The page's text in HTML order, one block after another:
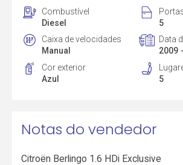
Combustível
Diesel
5
Caixa de velocidades
Manual
Data
2009
Cor exterior
Azul
5
Notas do vendedor
Citroën Berlingo 1.6 HDi Exclusive